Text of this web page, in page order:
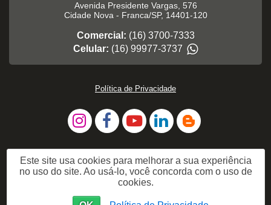
Avenida Presidente Vargas, 576
Cidade Nova - Franca/SP, 14401-120
Comercial: (16) 3700-7333
Celular: (16) 99977-3737
Política de Privacidade
Este site usa cookies para melhorar a sua experiência
no uso do site. Ao usá-lo, você concorda com o uso de
cookies.